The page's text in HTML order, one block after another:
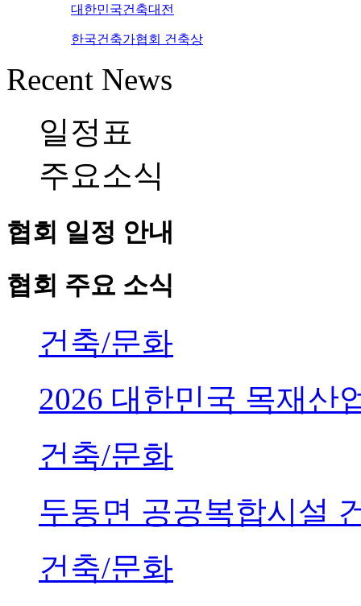
대한민국건축대전
한국건축가협회 건축상
Recent News
일정표
주요소식
협회 일정 안내
협회 주요 소식
건축/문화
2026 대한민국 목재산
건축/문화
두동면 공공복합시설
건축/문화